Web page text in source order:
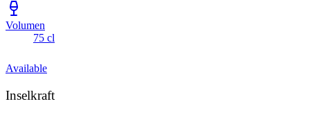
Volumen
75 cl
Available
Inselkraft